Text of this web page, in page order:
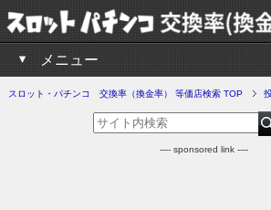
メニュー
スロット・パチンコ 交換率（換金率） 等価店検索 TOP
---- sponsored link ----